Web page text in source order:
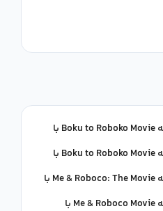
دانلود و تماشای آنلاین انیمه Boku to Roboko Movie با
دانلود و تماشای آنلاین انیمه Boku to Roboko Movie با
دانلود و تماشای آنلاین انیمه Me & Roboco: The Movie با
دانلود و تماشای آنلاین انیمه Me & Roboco Movie با